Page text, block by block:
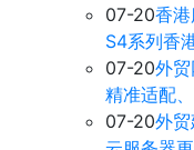
07-20香
S4系列香
07-20外贸
精准适配
07-20外